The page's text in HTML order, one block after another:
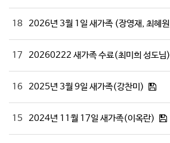
18 2026년 3월 1일 새가족 (장영재, 최혜
17 20260222 새가족 수료(최미희 성도님)
16 2025년 3월 9일 새가족(강찬미)
15 2024년 11월 17일 새가족(이옥란)